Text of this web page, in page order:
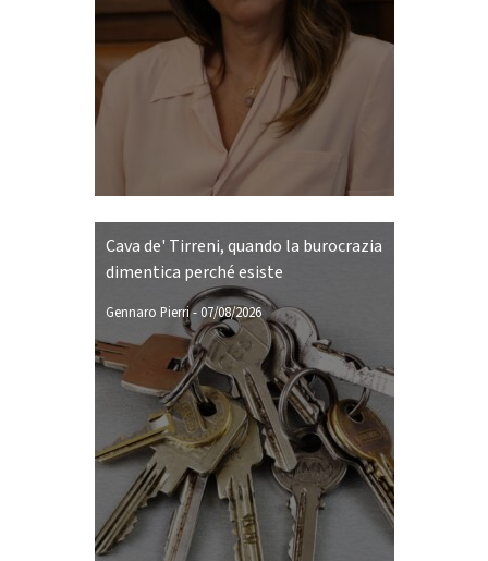
Cava de' Tirreni, quando la burocrazia
dimentica perché esiste
Gennaro Pierri- 07/08/2026